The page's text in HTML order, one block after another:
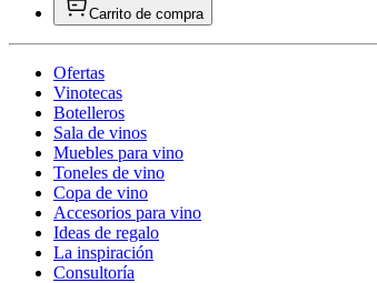
Carrito de compra
Ofertas
Vinotecas
Botelleros
Sala de vinos
Muebles para vino
Toneles de vino
Copa de vino
Accesorios para vino
Ideas de regalo
La inspiración
Consultoría